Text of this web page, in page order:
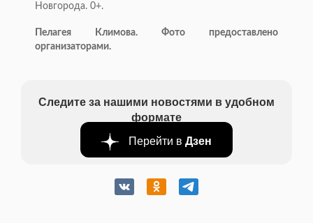
Новгорода. 0+.
Пелагея Климова. Фото предоставлено
организаторами.
Следите за нашими новостями в удобном
формате
Перейти в Дзен